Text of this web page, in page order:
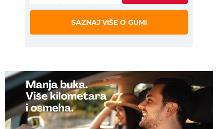
SAZNAJ VIŠE O GUMI